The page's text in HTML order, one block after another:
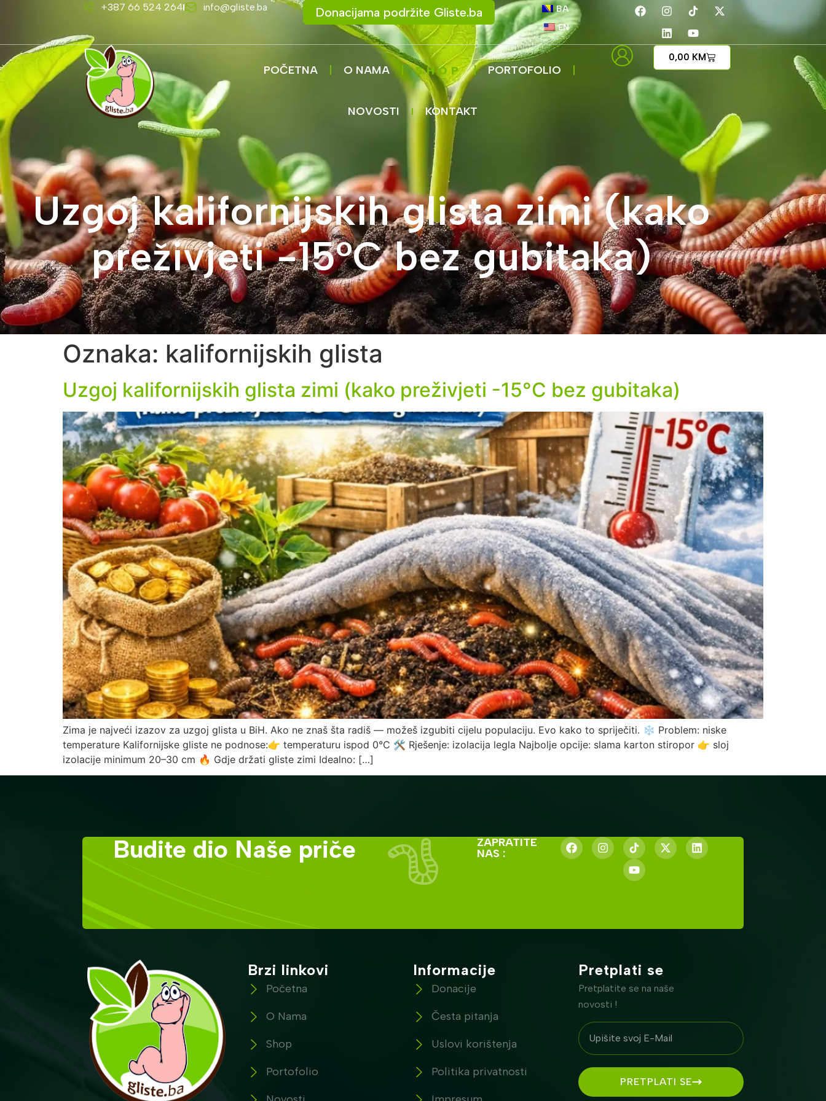
+387 66 524 264 info@gliste.ba Donacijama podržite Gliste.ba
BA
EN
POČETNA O NAMA SHOP PORTOFOLIO
NOVOSTI KONTAKT
0,00 KM
Uzgoj kalifornijskih glista zimi (kako
preživjeti -15°C bez gubitaka)
Oznaka: kalifornijskih glista
Uzgoj kalifornijskih glista zimi (kako preživjeti -15°C bez gubitaka)
Zima je najveći izazov za uzgoj glista u BiH. Ako ne znaš šta radiš — možeš izgubiti cijelu populaciju. Evo kako to spriječiti. ❄️ Problem: niske
temperature Kalifornijske gliste ne podnose:👉 temperaturu ispod 0°C 🛠 Rješenje: izolacija legla Najbolje opcije: slama karton stiropor 👉 sloj
izolacije minimum 20–30 cm 🔥 Gdje držati gliste zimi Idealno: […]
Budite dio Naše priče
ZAPRATITE
NAS :
Brzi linkovi
Početna
O Nama
Shop
Portofolio
Informacije
Donacije
Česta pitanja
Uslovi korištenja
Politika privatnosti
Pretplati se
Pretplatite se na naše
novosti !
PRETPLATI SE